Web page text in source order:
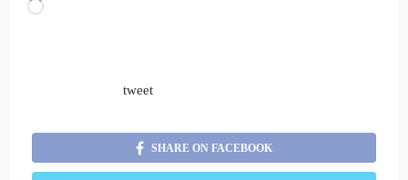
Loading…
tweet
SHARE ON FACEBOOK